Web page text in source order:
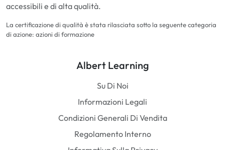
accessibili e di alta qualità.
La certificazione di qualità è stata rilasciata sotto la seguente categoria
di azione: azioni di formazione
Albert Learning
Su Di Noi
Informazioni Legali
Condizioni Generali Di Vendita
Regolamento Interno